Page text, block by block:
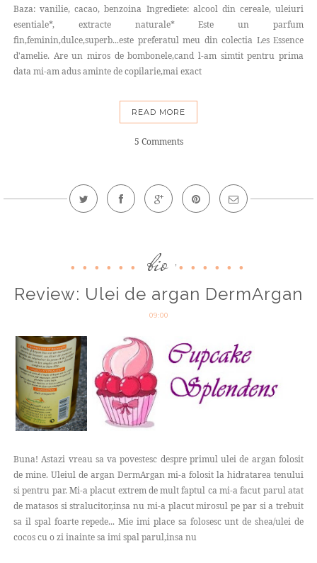
Baza: vanilie, cacao, benzoina Ingrediete: alcool din cereale, uleiuri
esentiale*, extracte naturale* Este un parfum
fin,feminin,dulce,superb...este preferatul meu din colectia Les Essence
d'amelie. Are un miros de bombonele,cand l-am simtit pentru prima
data mi-am adus aminte de copilarie,mai exact
READ MORE
5 Comments
bio ,
Review: Ulei de argan DermArgan
09:00
Buna! Astazi vreau sa va povestesc despre primul ulei de argan folosit
de mine. Uleiul de argan DermArgan mi-a folosit la hidratarea tenului
si pentru par. Mi-a placut extrem de mult faptul ca mi-a facut parul atat
de matasos si stralucitor,insa nu mi-a placut mirosul pe par si a trebuit
sa il spal foarte repede... Mie imi place sa folosesc unt de shea/ulei de
cocos cu o zi inainte sa imi spal parul,insa nu